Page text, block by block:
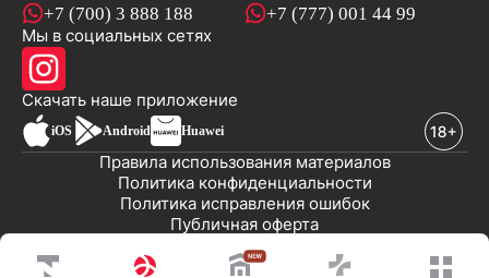
+7 (700) 3 888 188 +7 (777) 001 44 99
Мы в социальных сетях
Скачать наше приложениеновостей
iOS Android Huawei
Публичная оферта
Политика исправления ошибок
Политика конфиденциальности
Правила использования материалов
© 2008-2026 ТОО «EML»